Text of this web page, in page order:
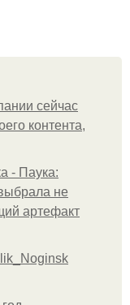
сейчас
контента,
- Паука:
не
артефакт